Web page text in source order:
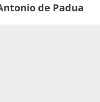
de Padua